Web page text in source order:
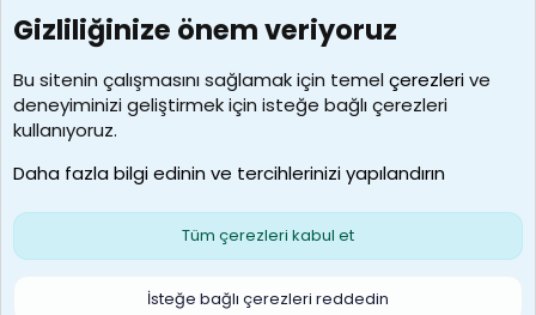
7388
Kullanıcılar
borabekirogluu
Son üye
Çerezler
S
Gizliliğinize önem veriyoruz
Bu sitenin çalışmasını sağlamak için temelçerezlerive
deneyiminizi geliştirmek için isteğe bağlı çerezleri
kullanıyoruz.
Daha fazla bilgi edinin ve tercihlerinizi yapılandırın
Tüm çerezleri kabul et
İsteğe bağlı çerezleri reddedin